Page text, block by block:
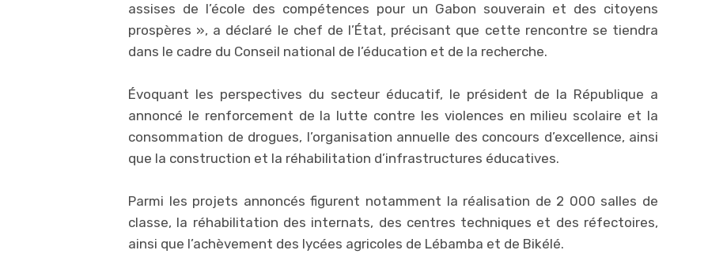
assises de l’école des compétences pour un Gabon souverain et des citoyens
prospères », a déclaré le chef de l’État, précisant que cette rencontre se tiendra
dans le cadre du Conseil national de l’éducation et de la recherche.
Évoquant les perspectives du secteur éducatif, le président de la République a
annoncé le renforcement de la lutte contre les violences en milieu scolaire et la
consommation de drogues, l’organisation annuelle des concours d’excellence, ainsi
que la construction et la réhabilitation d’infrastructures éducatives.
Parmi les projets annoncés figurent notamment la réalisation de 2 000 salles de
classe, la réhabilitation des internats, des centres techniques et des réfectoires,
ainsi que l’achèvement des lycées agricoles de Lébamba et de Bikélé.